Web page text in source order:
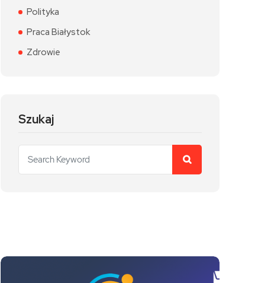
Polityka
Praca Białystok
Zdrowie
Szukaj